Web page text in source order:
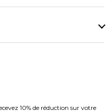
10% de réduction sur votre